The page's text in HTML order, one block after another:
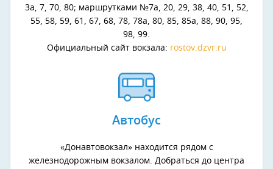
3а, 7, 70, 80; маршрутками №7а, 20, 29, 38, 40, 51, 52,
55, 58, 59, 61, 67, 68, 78, 78а, 80, 85, 85а, 88, 90, 95,
98, 99.
Официальный сайт вокзала: rostov.dzvr.ru
Автобус
«Донавтовокзал» находится рядом с
железнодорожным вокзалом. Добраться до центра